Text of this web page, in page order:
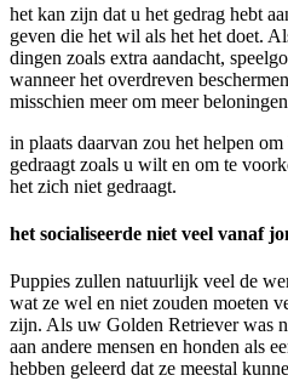
het kan zijn dat u het gedrag hebt
geven die het wil als het het doet.
dingen zoals extra aandacht,
wanneer het overdreven
misschien meer om meer
in plaats daarvan zou het helpen
gedraagt zoals u wilt en om te
het zich niet gedraagt.
het socialiseerde niet veel vanaf
Puppies zullen natuurlijk veel de
wat ze wel en niet zouden moeten
zijn. Als uw Golden Retriever was
aan andere mensen en honden als
hebben geleerd dat ze meestal